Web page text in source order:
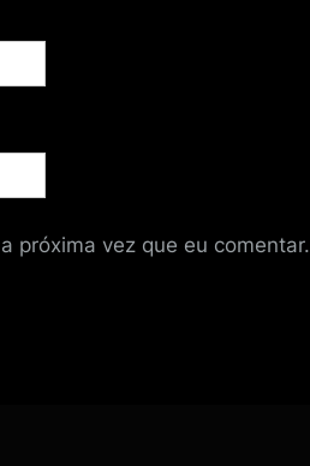
próxima vez que eu comentar.